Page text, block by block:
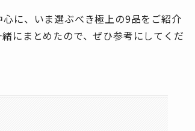
に、いま選ぶべき極上の9品をご紹介
にまとめたので、ぜひ参考にしてくだ